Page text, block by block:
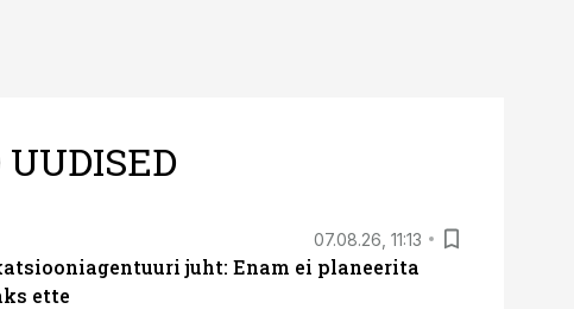
07.08.26, 11:13
juht: Enam ei planeerita
ette